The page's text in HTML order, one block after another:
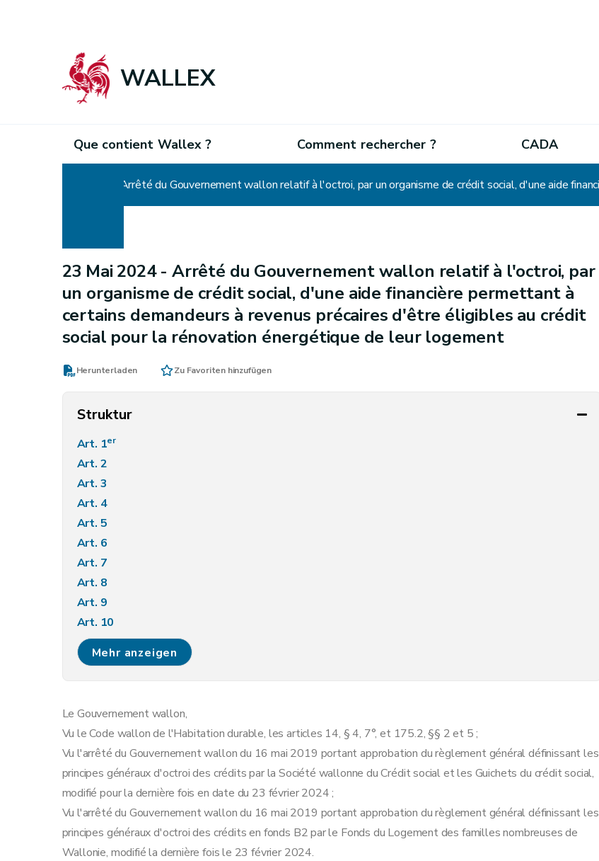
WALLEX
Que contient Wallex ? Comment rechercher ? CADA
23 Mai 2024 - Arrêté du Gouvernement wallon relatif à l'octroi, par
un organisme de crédit social, d'une aide financière permettant à
certains demandeurs à revenus précaires d'être éligibles au crédit
social pour la rénovation énergétique de leur logement
Herunterladen Zu Favoriten hinzufügen
Struktur
Art. 1er
Art. 2
Art. 3
Art. 4
Art. 5
Art. 6
Art. 7
Art. 8
Art. 9
Art. 10
Art. 11
Mehr anzeigen
Le Gouvernement wallon,
Vu le Code wallon de l'Habitation durable, les articles 14, § 4, 7°, et 175.2, §§ 2 et 5 ;
Vu l'arrêté du Gouvernement wallon du 16 mai 2019 portant approbation du règlement général définissant les
principes généraux d'octroi des crédits par la Société wallonne du Crédit social et les Guichets du crédit social,
modifié pour la dernière fois en date du 23 février 2024 ;
Vu l'arrêté du Gouvernement wallon du 16 mai 2019 portant approbation du règlement général définissant les
principes généraux d'octroi des crédits en fonds B2 par le Fonds du Logement des familles nombreuses de
Wallonie, modifié la dernière fois le 23 février 2024.